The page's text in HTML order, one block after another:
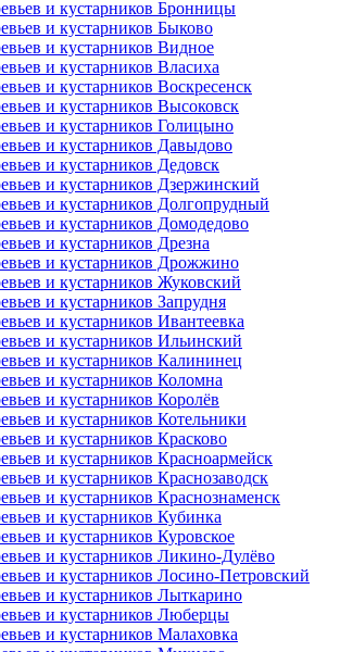
и кустарников Бронницы
и кустарников Быково
и кустарников Видное
и кустарников Власиха
и кустарников Воскресенск
и кустарников Высоковск
и кустарников Голицыно
и кустарников Давыдово
и кустарников Дедовск
и кустарников Дзержинский
и кустарников Долгопрудный
и кустарников Домодедово
и кустарников Дрезна
и кустарников Дрожжино
и кустарников Жуковский
и кустарников Запрудня
и кустарников Ивантеевка
и кустарников Ильинский
и кустарников Калининец
и кустарников Коломна
и кустарников Королёв
и кустарников Котельники
и кустарников Красково
и кустарников Красноармейск
и кустарников Краснозаводск
и кустарников Краснознаменск
и кустарников Кубинка
и кустарников Куровское
и кустарников Ликино-Дулёво
и кустарников Лосино-Петровский
и кустарников Лыткарино
и кустарников Люберцы
и кустарников Малаховка